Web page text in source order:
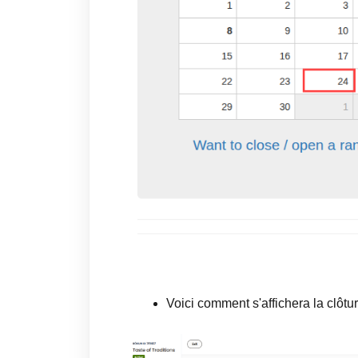
Voici comment s'affichera la